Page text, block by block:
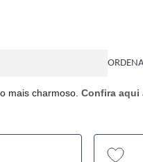
mais charmoso. Confira aqui